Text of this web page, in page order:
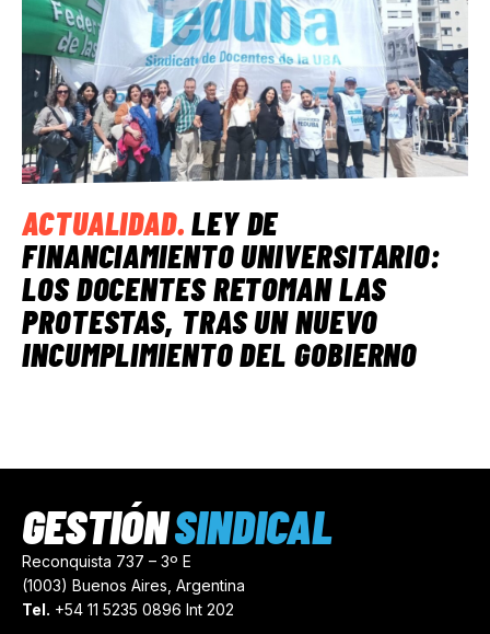
ACTUALIDAD.LEY DE
FINANCIAMIENTO UNIVERSITARIO:
LOS DOCENTES RETOMAN LAS
PROTESTAS, TRAS UN NUEVO
INCUMPLIMIENTO DEL GOBIERNO
Reconquista 737 – 3º E
(1003) Buenos Aires, Argentina
Tel. +54 11 5235 0896 Int 202
GESTIÓNSINDICAL